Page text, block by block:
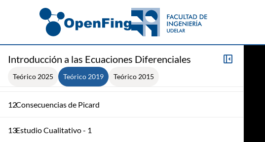
Introducción a las Ecuaciones Diferenciales
Teórico 2025 Teórico 2019 Teórico 2015
Estabilidad y Matriz Fundamental
11Teorema de Picard
12Consecuencias de Picard
13Estudio Cualitativo - 1